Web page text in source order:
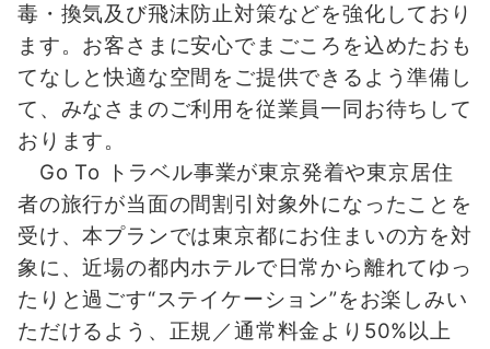
毒・換気及び飛沫防止対策などを強化しており
ます。お客さまに安心でまごころを込めたおも
てなしと快適な空間をご提供できるよう準備し
て、みなさまのご利用を従業員一同お待ちして
おります。
Go To トラベル事業が東京発着や東京居住
者の旅行が当面の間割引対象外になったことを
受け、本プランでは東京都にお住まいの方を対
象に、近場の都内ホテルで日常から離れてゆっ
たりと過ごす“ステイケーション”をお楽しみい
ただけるよう、正規／通常料金より50%以上